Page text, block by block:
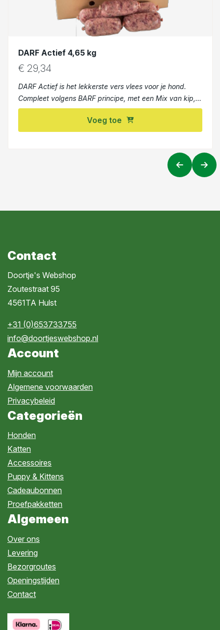
DARF Actief 4,65 kg
€ 29,34
DARF Actief is het lekkerste vers vlees voor je hond.
Compleet volgens BARF principe, met een Mix van kip,
rund, lam, geit Gezond voor je hond
Voeg toe
Contact
Doortje's Webshop
Zoutestraat 95
4561TA Hulst
+31 (0)653733755
info@doortjeswebshop.nl
Account
Mijn account
Algemene voorwaarden
Privacybeleid
Categorieën
Honden
Katten
Accessoires
Puppy & Kittens
Cadeaubonnen
Proefpakketten
Algemeen
Over ons
Levering
Bezorgroutes
Openingstijden
Contact